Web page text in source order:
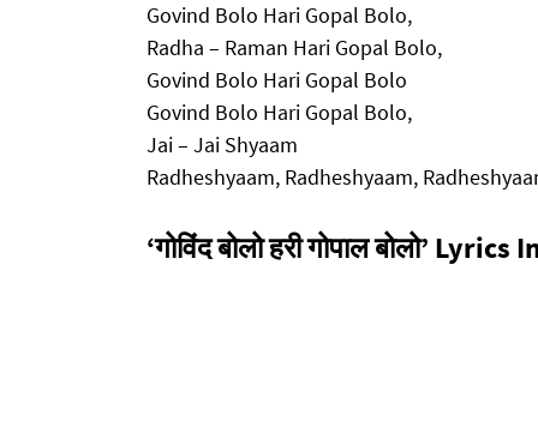
Govind Bolo Hari Gopal Bolo,
Radha – Raman Hari Gopal Bolo,
Govind Bolo Hari Gopal Bolo
Govind Bolo Hari Gopal Bolo,
Jai – Jai Shyaam
Radheshyaam, Radheshyaam,
‘गोविंद बोलो हरी गोपाल बोलो’